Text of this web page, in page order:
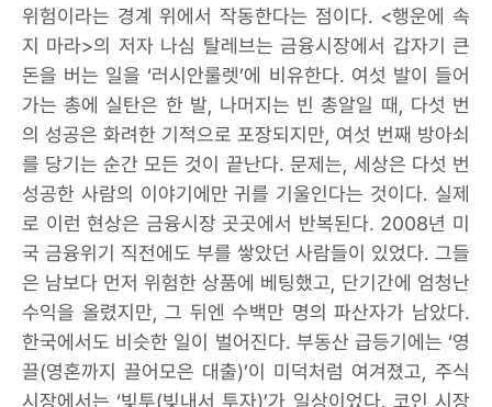
위험이라는 경계 위에서 작동한다는 점이다. <행운에 속
지 마라>의 저자 나심 탈레브는 금융시장에서 갑자기 큰
돈을 버는 일을 ‘러시안룰렛’에 비유한다. 여섯 발이 들어
가는 총에 실탄은 한 발, 나머지는 빈 총알일 때, 다섯 번
의 성공은 화려한 기적으로 포장되지만, 여섯 번째 방아쇠
를 당기는 순간 모든 것이 끝난다. 문제는, 세상은 다섯 번
성공한 사람의 이야기에만 귀를 기울인다는 것이다. 실제
로 이런 현상은 금융시장 곳곳에서 반복된다. 2008년 미
국 금융위기 직전에도 부를 쌓았던 사람들이 있었다. 그들
은 남보다 먼저 위험한 상품에 베팅했고, 단기간에 엄청난
수익을 올렸지만, 그 뒤엔 수백만 명의 파산자가 남았다.
한국에서도 비슷한 일이 벌어진다. 부동산 급등기에는 ‘영
끌(영혼까지 끌어모은 대출)’이 미덕처럼 여겨졌고, 주식
시장에서는 ‘빚투(빚내서 투자)’가 일상이었다. 코인 시장